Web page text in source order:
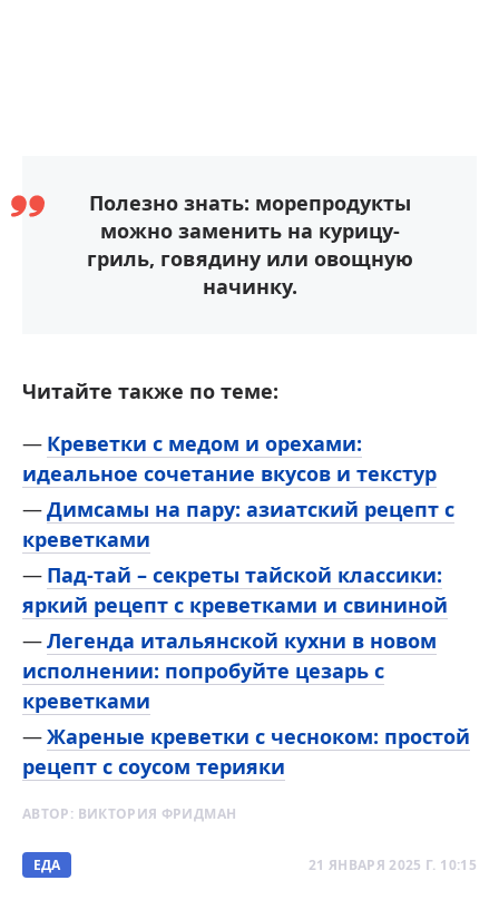
Полезно знать: морепродукты
можно заменить на курицу-
гриль, говядину или овощную
начинку.
Читайте также по теме:
Креветки с медом и орехами:
идеальное сочетание вкусов и текстур
Димсамы на пару: азиатский рецепт с
креветками
Пад-тай – секреты тайской классики:
яркий рецепт с креветками и свининой
Легенда итальянской кухни в новом
исполнении: попробуйте цезарь с
креветками
Жареные креветки с чесноком: простой
рецепт с соусом терияки
АВТОР: ВИКТОРИЯ ФРИДМАН
ЕДА 21 ЯНВАРЯ 2025 Г. 10:15